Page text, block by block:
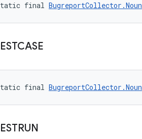
final BugreportCollector.Noun
final BugreportCollector.Noun